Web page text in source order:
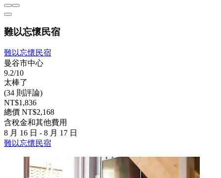
難以忘懷民宿
難以忘懷民宿
曼谷市中心
9.2/10
太棒了
(34 則評論)
NT$1,836
總價 NT$2,168
含稅金和其他費用
8 月 16 日 - 8 月 17 日
難以忘懷民宿